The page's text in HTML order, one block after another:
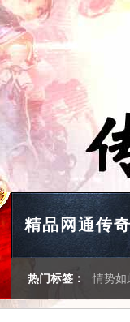
精品网通传奇
热门标签： 情势如